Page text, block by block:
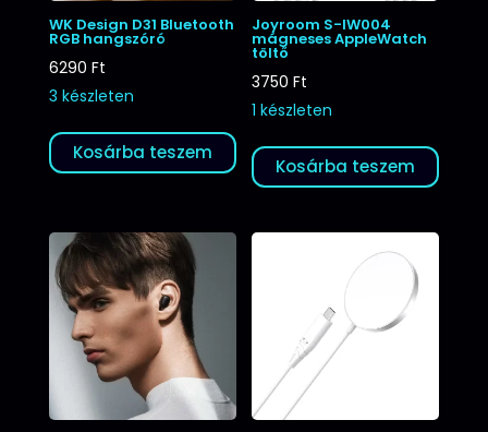
WK Design D31 Bluetooth
RGB hangszóró
6290 Ft
3 készleten
Kosárba teszem
Joyroom S-IW004
mágneses AppleWatch
töltő
3750Ft
1 készleten
Kosárba teszem